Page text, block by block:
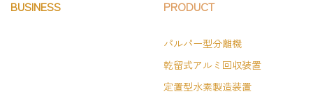
BUSINESS PRODUCT
パルパー型分離機
乾留式アルミ回収装置
定置型水素製造装置